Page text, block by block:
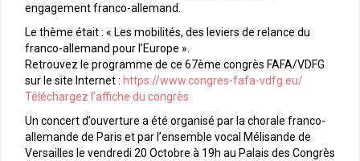
engagement franco-allemand.
Le thème était : « Les mobilités, des leviers de relance du
franco-allemand pour l’Europe ».
Retrouvez le programme de ce 67ème congrès FAFA/VDFG
sur le site Internet : https://www.congres-fafa-vdfg.eu/
Téléchargez l’affiche du congrès
Un concert d’ouverture a été organisé par la chorale franco-
allemande de Paris et par l’ensemble vocal Mélisande de
Versailles le vendredi 20 Octobre à 19h au Palais des Congrès